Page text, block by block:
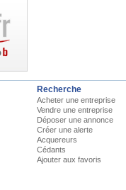
Recherche
Acheter une entreprise
Vendre une entreprise
Déposer une annonce
Créer une alerte
Acquereurs
Cédants
Ajouter aux favoris